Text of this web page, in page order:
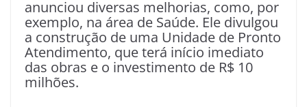
anunciou diversas melhorias, como, por
exemplo, na área de Saúde. Ele divulgou
a construção de uma Unidade de Pronto
Atendimento, que terá início imediato
das obras e o investimento de R$ 10
milhões.